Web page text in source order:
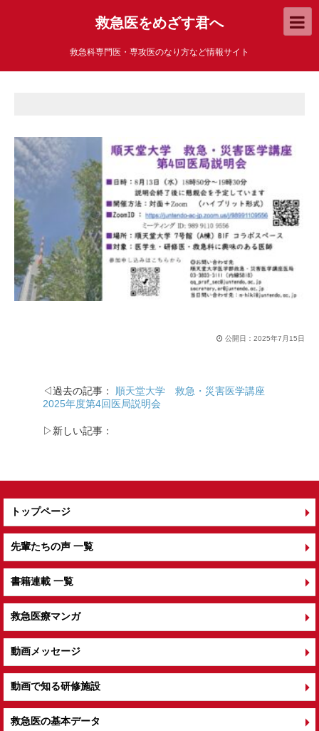
救急医をめざす君へ
救急科専門医・専攻医のなり方など情報サイト
公開日： 2025年7月15日
◁過去の記事：
順天堂大学 救急・災害医学講座
2025年度第4回医局説明会
▷新しい記事：
トップページ
先輩たちの声 一覧
書籍連載 一覧
救急医療マンガ
動画メッセージ
動画で知る研修施設
救急医の基本データ